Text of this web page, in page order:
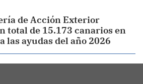
de Acción Exterior
total de 15.173 canarios en
las ayudas del año 2026